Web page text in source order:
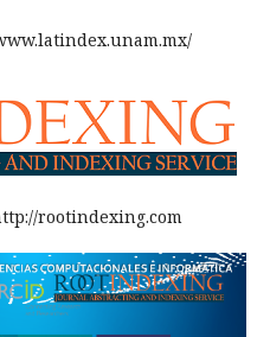
rootindexing.com